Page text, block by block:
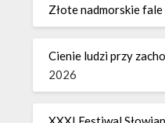
Złote nadmorskie fale
Cienie ludzi przy
2026